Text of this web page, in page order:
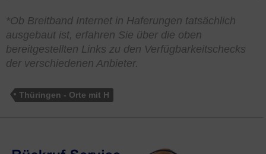
*Ob Breitband Internet in Haferungen tatsächlich
ausgebaut ist, erfahren Sie über die oben
bereitgestellten Links zu den Verfügbarkeitschecks
der verschiedenen Anbieter.
Thüringen - Orte mit H